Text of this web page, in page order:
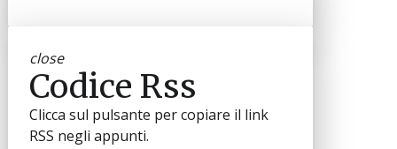
close
Codice Rss
Clicca sul pulsante per copiare il link
RSS negli appunti.